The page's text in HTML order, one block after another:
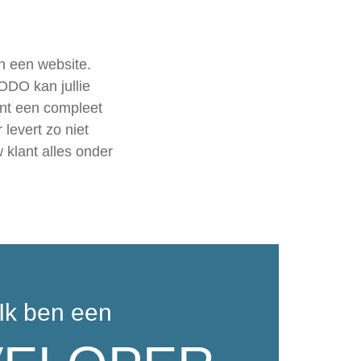
een website.
kan jullie
een compleet
levert zo niet
klant alles onder
Ik ben een